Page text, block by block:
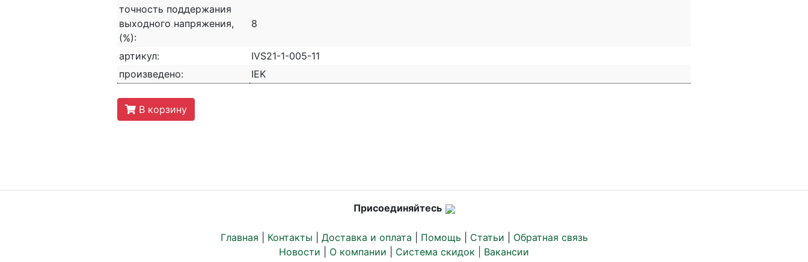
точность поддержания
выходного напряжения,
(%):
8
артикул:
IVS21-1-005-11
произведено:
IEK
В корзину
Присоединяйтесь
Главная Контакты Доставка и оплата Помощь Статьи
Обратная связь
Новости
О компании Система скидок | Вакансии